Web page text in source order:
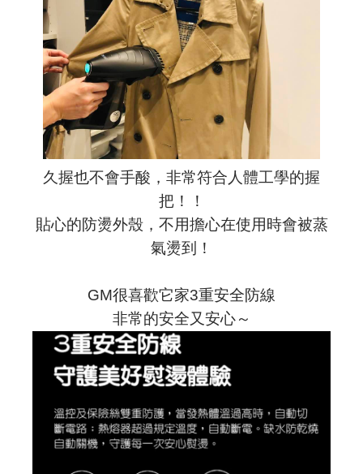
久握也不會手酸，非常符合人體工學的握
把！！
貼心的防燙外殼，不用擔心在使用時會被蒸
氣燙到！
GM很喜歡它家3重安全防線
非常的安全又安心～